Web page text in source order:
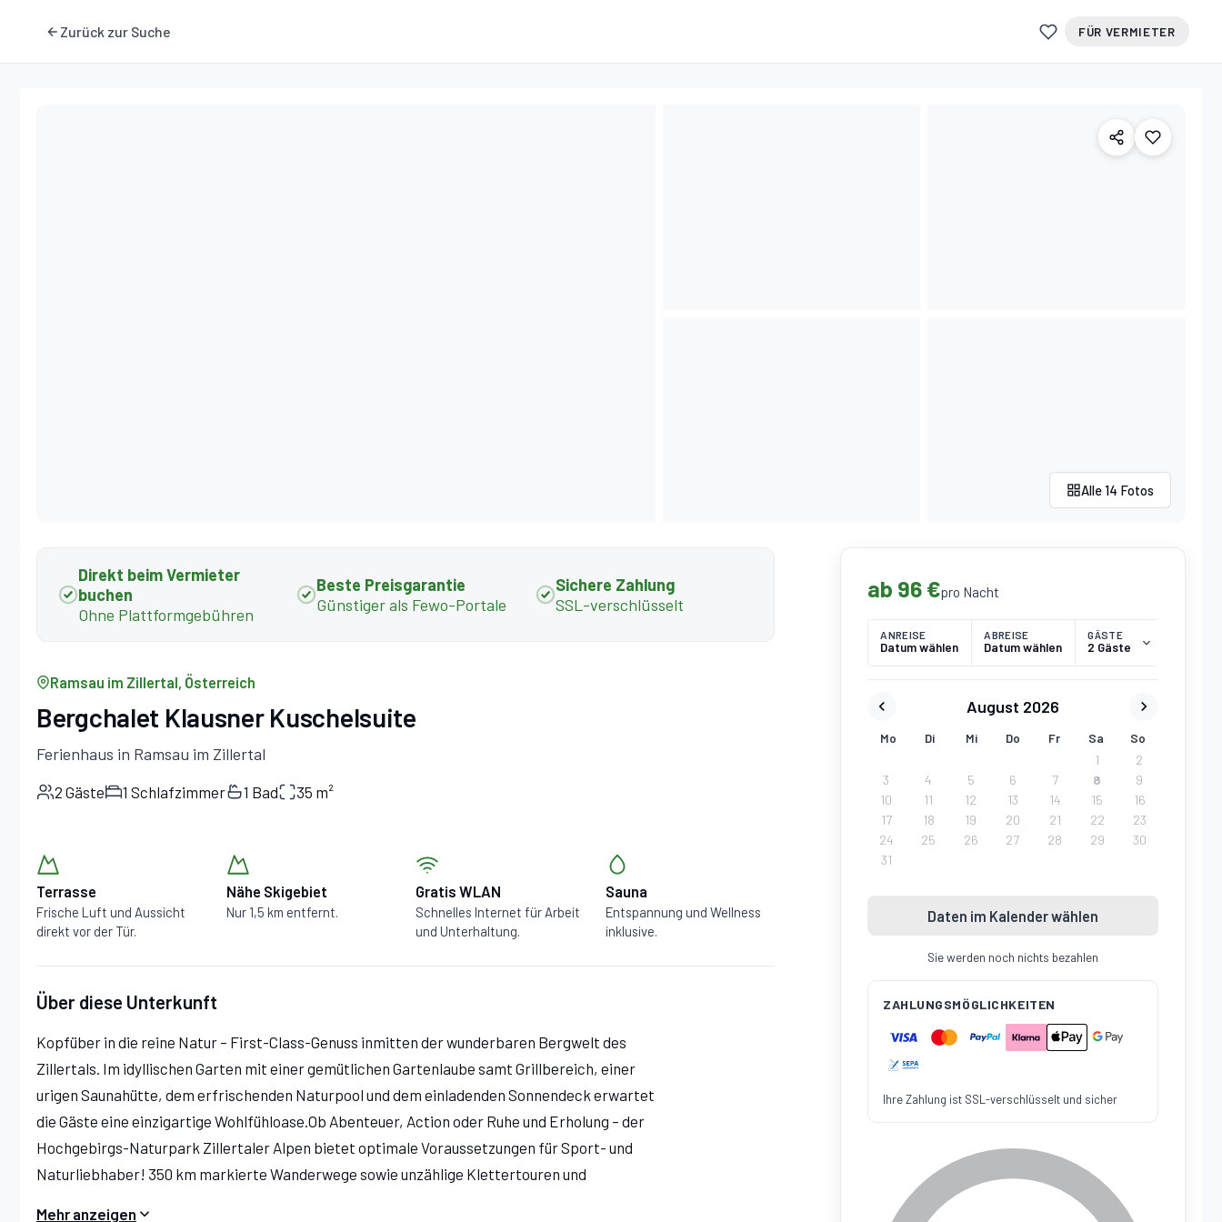
Zurück zur Suche FÜR VERMIETER
Alle 14 Fotos
Direkt beim Vermieter
buchen
Ohne Plattformgebühren
Beste Preisgarantie
Günstiger als Fewo-Portale
Sichere Zahlung
SSL-verschlüsselt
Ramsau im Zillertal, Österreich
Bergchalet Klausner Kuschelsuite
Ferienhaus in Ramsau im Zillertal
2 Gäste 1 Schlafzimmer 1 Bad 35 m²
Terrasse
Frische Luft und Aussicht
direkt vor der Tür.
Nähe Skigebiet
Nur 1,5 km entfernt.
Gratis WLAN
Schnelles Internet für Arbeit
und Unterhaltung.
Sauna
Entspannung und Wellness
inklusive.
Über diese Unterkunft
Kopfüber in die reine Natur – First-Class-Genuss inmitten der wunderbaren Bergwelt des
Zillertals. Im idyllischen Garten mit einer gemütlichen Gartenlaube samt Grillbereich, einer
urigen Saunahütte, dem erfrischenden Naturpool und dem einladenden Sonnendeck erwartet
die Gäste eine einzigartige Wohlfühloase.Ob Abenteuer, Action oder Ruhe und Erholung – der
Hochgebirgs-Naturpark Zillertaler Alpen bietet optimale Voraussetzungen für Sport- und
Naturliebhaber! 350 km markierte Wanderwege sowie unzählige Klettertouren und
Mehr anzeigen
ab 96 €pro Nacht
ANREISE
Datum wählen
ABREISE
Datum wählen
GÄSTE
2 Gäste
August 2026
Mo Di Mi Do Fr Sa
So
1
2
3
4 5 6 7 8
9
10
11 12 13 14 15
16
17
18 19 20 21 22
23
24
25 26 27 28 29
30
31
Daten im Kalender wählen
Sie werden noch nichts bezahlen
ZAHLUNGSMÖGLICHKEITEN
Ihre Zahlung ist SSL-verschlüsselt und sicher